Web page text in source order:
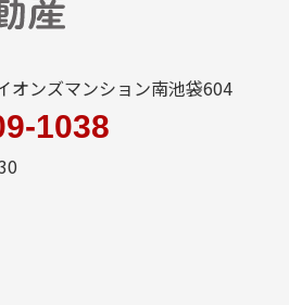
オンズマンション南池袋604
1038